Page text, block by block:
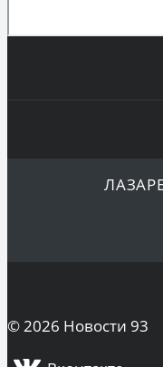
© 2026 Новости 93